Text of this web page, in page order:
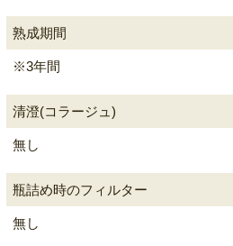
熟成期間
※3年間
清澄(コラージュ)
無し
瓶詰め時のフィルター
無し